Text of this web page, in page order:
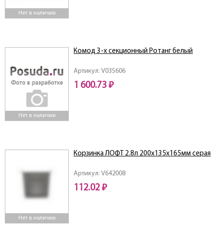
Нет в наличии
Нет в наличии
Артикул: V035606
Комод 3-х секционный Ротанг белый
1 600.73 ₽
Нет в наличии
Артикул: V642008
Корзинка ЛОФТ 2.8л 200х135х165мм серая
112.02 ₽